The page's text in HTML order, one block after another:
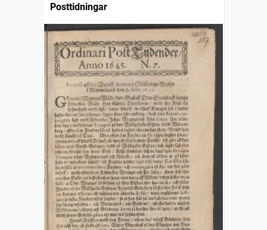
Posttidningar